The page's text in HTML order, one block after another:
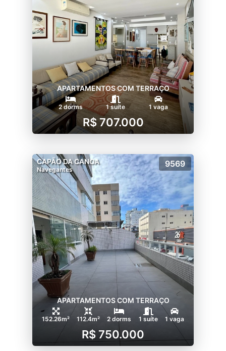
APARTAMENTOS COM TERRAÇO
2 dorms 1 suíte 1 vaga
R$ 707.000
CAPÃO DA CANOA
Navegantes
9569
APARTAMENTOS COM TERRAÇO
152.26m² 112.4m² 2 dorms 1 suíte 1 vaga
R$ 750.000